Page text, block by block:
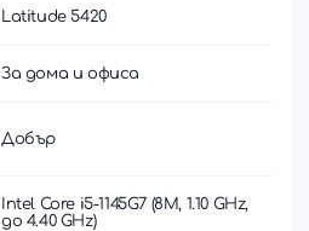
Latitude 5420
За дома и офиса
Добър
Intel Core i5-1145G7 (8M, 1.10 GHz,
до 4.40 GHz)